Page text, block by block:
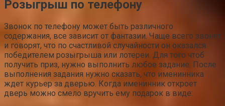
0
Вам также может быть интересно
Белый шоколад 0
Волшебство кофе. Изучаем Coffee Masta
Кофе — это не просто напиток, это настоящее искусство.
И если вы стремитесь к
Белый шоколад 0
Как сделать глазурь на торт из белого шоколада
Глазурь из белого шоколада Считается, что наиболее